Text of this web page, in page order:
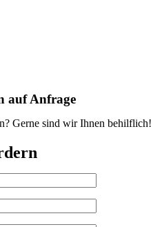
auf Anfrage
Gerne sind wir Ihnen behilflich!